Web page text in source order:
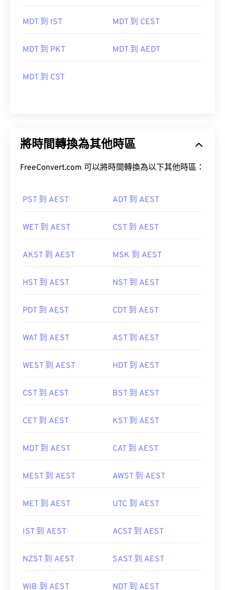
MDT 到 IST MDT 到 CEST
MDT 到 PKT MDT 到 AEDT
MDT 到 CST
將時間轉換為其他時區
FreeConvert.com 可以將時間轉換為以下其他時區：
PST 到 AEST ADT 到 AEST
WET 到 AEST CST 到 AEST
AKST 到 AEST MSK 到 AEST
HST 到 AEST NST 到 AEST
PDT 到 AEST CDT 到 AEST
WAT 到 AEST AST 到 AEST
WEST 到 AEST HDT 到 AEST
CST 到 AEST BST 到 AEST
CET 到 AEST KST 到 AEST
MDT 到 AEST CAT 到 AEST
MEST 到 AEST AWST 到 AEST
MET 到 AEST UTC 到 AEST
IST 到 AEST ACST 到 AEST
NZST 到 AEST SAST 到 AEST
WIB 到 AEST NDT 到 AEST